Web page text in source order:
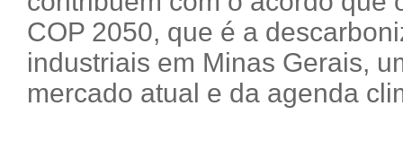
COP 2050, que é a
industriais em Minas Gerais,
mercado atual e da agenda